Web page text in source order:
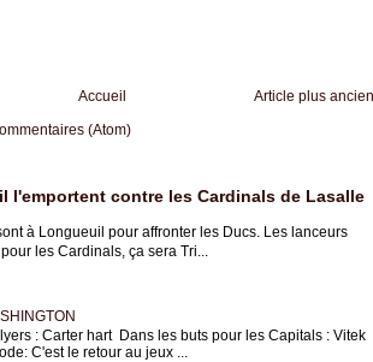
Article plus ancien
Accueil
(Atom)
l'emportent contre les Cardinals de Lasalle
à Longueuil pour affronter les Ducs. Les lanceurs
les Cardinals, ça sera Tri...
: Carter hart Dans les buts pour les Capitals : Vitek
C'est le retour au jeux ...